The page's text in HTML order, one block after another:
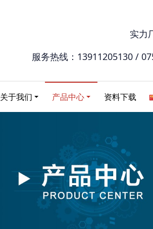
实力
服务热线：13911205130 /
关于我们 产品中心 资料下载